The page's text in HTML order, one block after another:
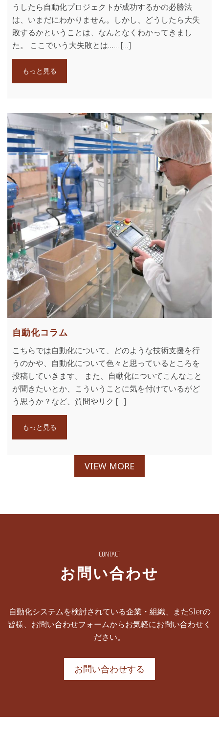
うしたら自動化プロジェクトが成功するかの必勝法
は、いまだにわかりません。しかし、どうしたら大失
敗するかということは、なんとなくわかってきまし
た。 ここでいう大失敗とは…… […]
もっと見る
自動化コラム
こちらでは自動化について、どのような技術支援を行
うのかや、自動化について色々と思っているところを
投稿していきます。 また、自動化についてこんなこと
が聞きたいとか、こういうことに気を付けているがど
う思うか？など、質問やリク […]
もっと見る
VIEW MORE
CONTACT
お問い合わせ
自動化システムを検討されている企業・組織、またSIerの
皆様、お問い合わせフォームからお気軽にお問い合わせく
ださい。
お問い合わせする